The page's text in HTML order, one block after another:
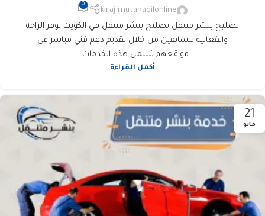
kiraj mutanaqilonline
0
تصليح بنشر متنقل تصليح بنشر متنقل في الكويت يوفر الراحة
والفعالية للسائقين من خلال تقديم دعم فني مباشر في
مواقعهم.تشمل هذه الخدمات...
أكمل القراءة
21
مايو